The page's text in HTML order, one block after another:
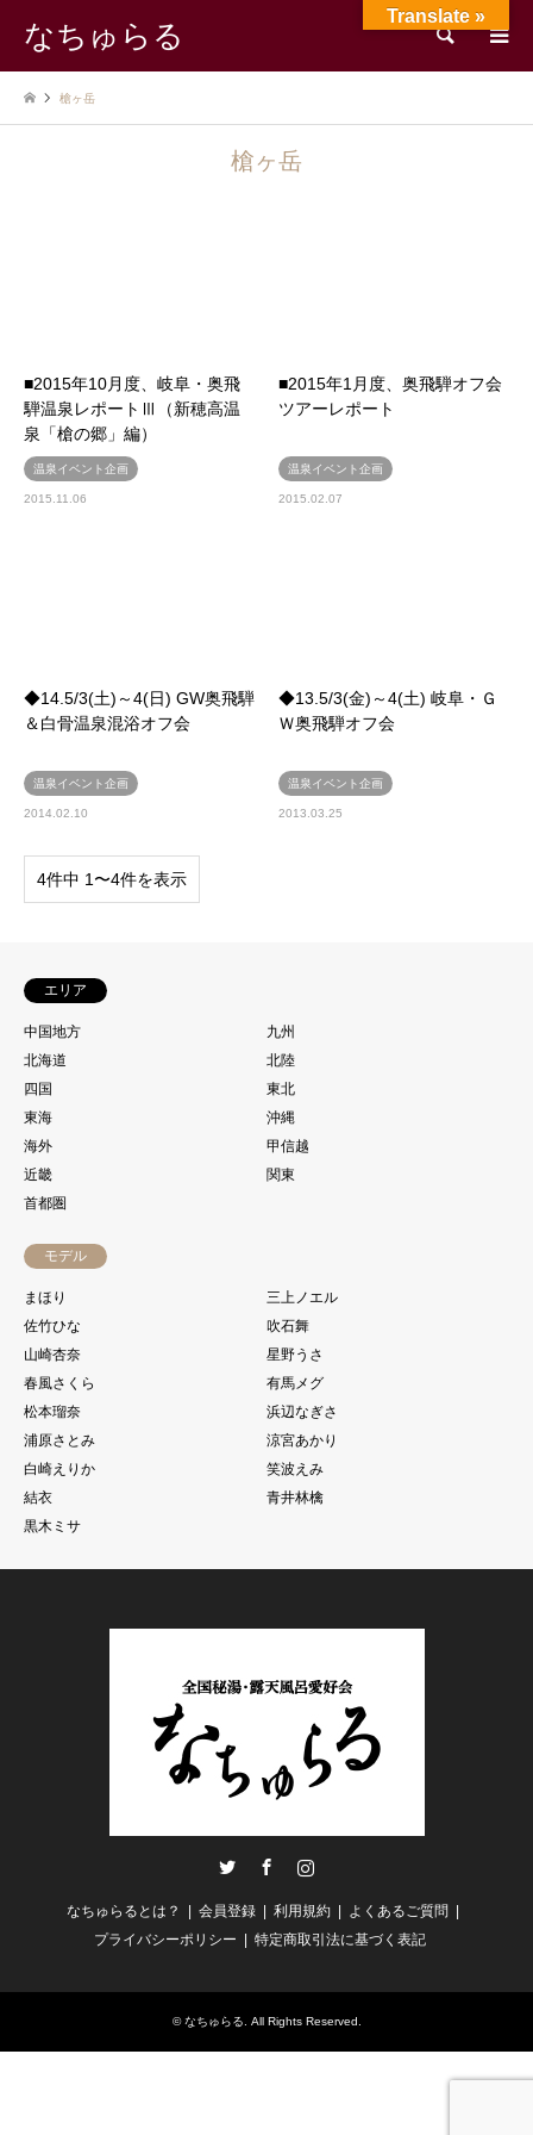
なちゅらる 検索
槍ヶ岳
槍ヶ岳
■2015年10月度、岐阜・奥飛
騨温泉レポートⅢ（新穂高温
泉「槍の郷」編）
温泉イベント企画
2015.11.06
■2015年1月度、奥飛騨オフ会
ツアーレポート
温泉イベント企画
2015.02.07
◆14.5/3(土)～4(日) GW奥飛騨
＆白骨温泉混浴オフ会
温泉イベント企画
2014.02.10
◆13.5/3(金)～4(土) 岐阜・Ｇ
Ｗ奥飛騨オフ会
温泉イベント企画
2013.03.25
4件中 1〜4件を表示
エリア
中国地方
九州
北海道
北陸
四国
東北
東海
沖縄
海外
甲信越
近畿
関東
首都圏
モデル
まほり
三上ノエル
佐竹ひな
吹石舞
山崎杏奈
星野うさ
春風さくら
有馬メグ
松本瑠奈
浜辺なぎさ
浦原さとみ
涼宮あかり
白崎えりか
笑波えみ
結衣
青井林檎
黒木ミサ
なちゅらるとは？ 会員登録 利用規約
よくあるご質問
プライバシーポリシー
特定商取引法に基づく表記
©なちゅらる. All Rights Reserved.
Translate »